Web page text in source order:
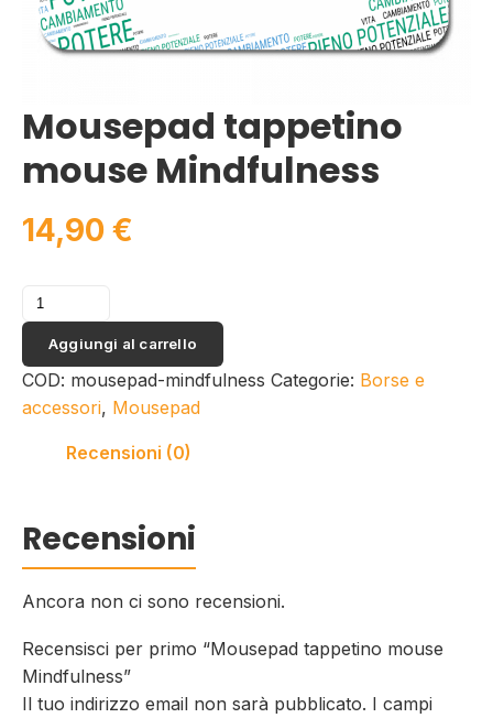
Mousepad tappetino
mouse Mindfulness
14,90 €
Mousepad
tappetino
mouse
Mindfulness
quantità
Aggiungi al carrello
COD: mousepad-mindfulness Categorie: Borse e
accessori, Mousepad
Recensioni (0)
Recensioni
Ancora non ci sono recensioni.
Recensisci per primo “Mousepad tappetino mouse
Mindfulness”
Il tuo indirizzo email non sarà pubblicato. I campi